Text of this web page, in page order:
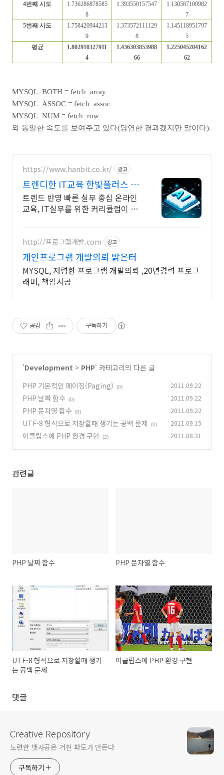
4번째 시도
1.736286878585
8
1.393550157547
1.130587100982
7
5번째 시도
1.758420944213
9
1.373572111129
8
1.145118951797
5
평균
1.802910327911
4
1.436303853988
66
1.225045204162
62
MYSQL_BOTH = fetch_array
MYSQL_ASSOC = fetch_assoc
MYSQL_NUM = fetch_row
와 동일한 속도를 보여주고 있다(당연한 결과겠지만 말이다).
https://www.hanbit.co.kr/ 광고
트렌디한 IT교육 한빛플러스 AI
실전 학습의 정석
트렌드 반영 빠른 실무 중심 온라인
교육, IT실무를 위한 커리큘럼이 한
http://프로그램개발.com 광고
개인프로그램 개발의뢰 밝은터
MYSQL, 저렴한 프로그램 개발의뢰 ,20년경력 프로그
래머, 책임시공
공감 구독하기
'Development > PHP' 카테고리의 다른 글
PHP 기본적인 페이징(Paging)
(0) 2011.09.22
PHP 날짜 함수 (0) 2011.09.22
PHP 문자열 함수 (0) 2011.09.22
UTF-8 형식으로 저장할때 생기는 공백 문제 (0) 2011.09.15
이클립스에 PHP 환경 구현 (2) 2011.08.31
관련글
PHP 날짜 함수 PHP 문자열 함수
UTF-8 형식으로 저장할때 생기
는 공백 문제
이클립스에 PHP 환경 구현
댓글
Creative Repository
노련한 뱃사공은 거친 파도가 만든다
구독하기